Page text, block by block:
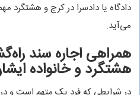
دادگاه یا دادسرا در کرج و هشتگرد
می‌آید.
همراهی اجاره سند
هشتگرد و خانواده